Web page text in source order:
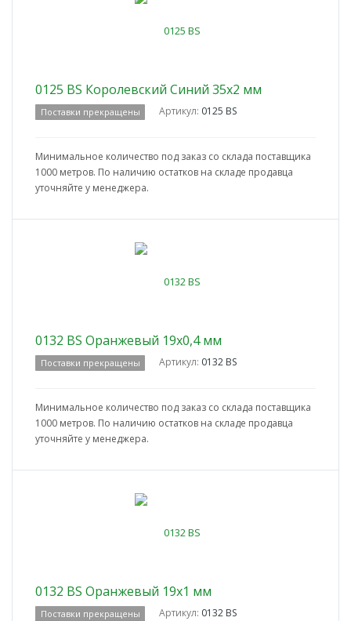
0125 BS Королевский Синий 35x2 мм
Поставки прекращены Артикул: 0125 BS
Минимальное количество под заказ со склада поставщика
1000 метров. По наличию остатков на складе продавца
уточняйте у менеджера.
0132 BS Оранжевый 19x0,4 мм
Поставки прекращены Артикул: 0132 BS
Минимальное количество под заказ со склада поставщика
1000 метров. По наличию остатков на складе продавца
уточняйте у менеджера.
0132 BS Оранжевый 19x1 мм
Поставки прекращены Артикул: 0132 BS